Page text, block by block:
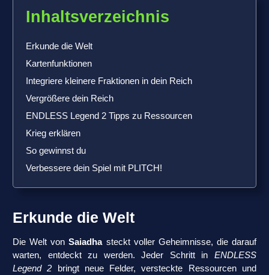
Inhaltsverzeichnis
Erkunde die Welt
Kartenfunktionen
Integriere kleinere Fraktionen in dein Reich
Vergrößere dein Reich
ENDLESS Legend 2 Tipps zu Ressourcen
Krieg erklären
So gewinnst du
Verbessere dein Spiel mit PLITCH!
Erkunde die Welt
Die Welt vonSaiadhasteckt voller Geheimnisse, die darauf
warten, entdeckt zu werden. Jeder Schritt in ENDLESS
Legend 2 bringt neue Felder, versteckte Ressourcen und